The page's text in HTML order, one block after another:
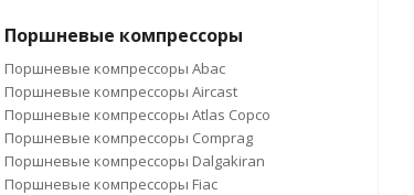
Поршневые компрессоры
Поршневые компрессоры Abac
Поршневые компрессоры Aircast
Поршневые компрессоры Atlas Copco
Поршневые компрессоры Comprag
Поршневые компрессоры Dalgakiran
Поршневые компрессоры Fiac